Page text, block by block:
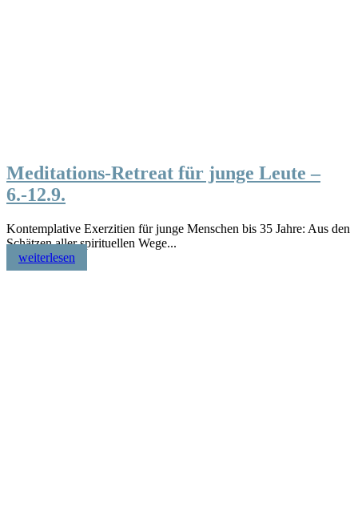
Meditations-Retreat für junge Leute –
6.-12.9.
‎Kontemplative Exerzitien für junge Menschen bis 35 Jahre: Aus den
Schätzen aller spirituellen Wege...
weiterlesen